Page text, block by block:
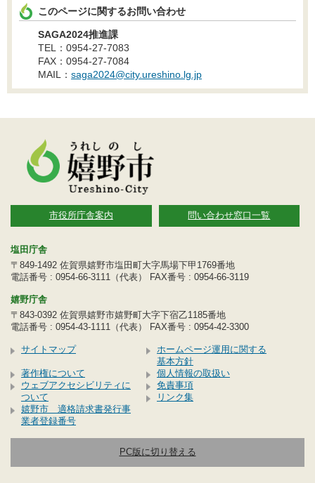
このページに関するお問い合わせ
SAGA2024推進課
TEL：0954-27-7083
FAX：0954-27-7084
MAIL： saga2024@city.ureshino.lg.jp
市役所庁舎案内 問い合わせ窓口一覧
塩田庁舎
〒849-1492 佐賀県嬉野市塩田町大字馬場下甲1769番地
電話番号 : 0954-66-3111（代表） FAX番号 : 0954-66-3119
嬉野庁舎
〒843-0392 佐賀県嬉野市嬉野町大字下宿乙1185番地
電話番号 : 0954-43-1111（代表） FAX番号 : 0954-42-3300
サイトマップ
ホームページ運用に関する
基本方針
著作権について
個人情報の取扱い
ウェブアクセシビリティに
ついて
免責事項
リンク集
嬉野市 適格請求書発行事
業者登録番号
PC版に切り替える